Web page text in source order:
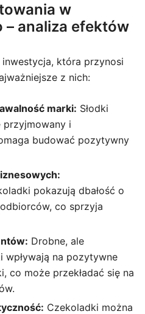
w
– analiza efektów
która przynosi
z nich:
marki: Słodki
przyjmowany i
budować pozytywny
pokazują dbałość o
co sprzyja
Drobne, ale
wpływają na pozytywne
co może przekładać się na
Czekoladki można